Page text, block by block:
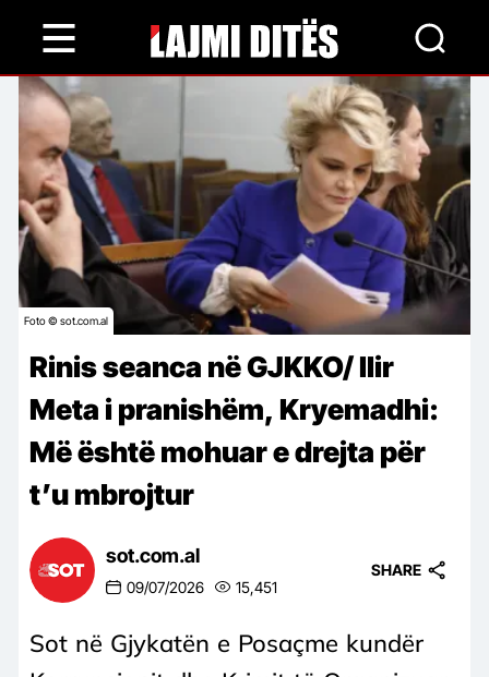
content
Foto © sot.com.al
Rinis seanca në GJKKO/ Ilir
Meta i pranishëm, Kryemadhi:
Më është mohuar e drejta për
t’u mbrojtur
sot.com.al
09/07/2026 15,451
SHARE
Sot në Gjykatën e Posaçme kundër